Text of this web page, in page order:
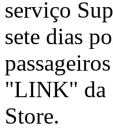
serviço
sete dias
"LINK" da
Store.